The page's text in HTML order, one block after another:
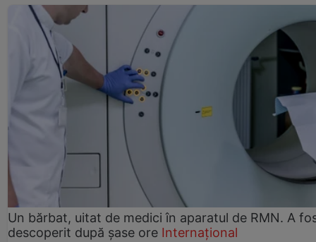
Un bărbat, uitat de medici în aparatul de RMN. A
descoperit după șase ore Internațional